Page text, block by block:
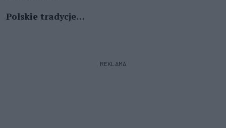
Polskie tradycje…
REKLAMA